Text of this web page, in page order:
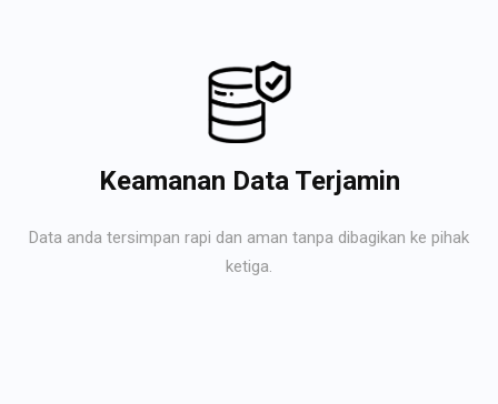
Keamanan Data Terjamin
Data anda tersimpan rapi dan aman tanpa dibagikan ke pihak
ketiga.